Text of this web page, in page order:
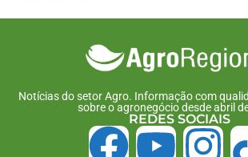
Compartilhe isso:
Facebook 18+
Notícias do setor Agro. Informação com
sobre o agronegócio desde abril
REDES SOCIAIS